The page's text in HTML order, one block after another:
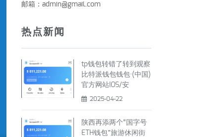
邮箱： admin@gmail.com
热点新闻
tp钱包转错了转到观察
比特派钱包钱包·(中国)
官方网站IOS/安
2025-04-22
陕西再添两个“国字号
ETH钱包”旅游休闲街